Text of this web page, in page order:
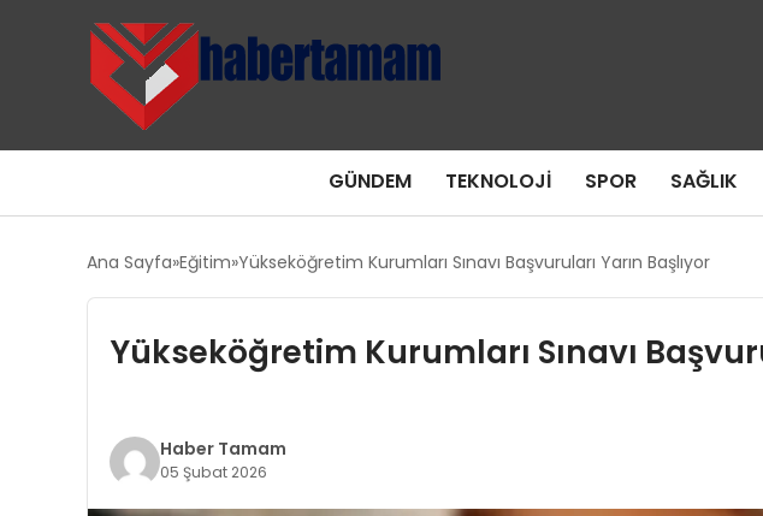
GÜNDEM TEKNOLOJI SPOR SAĞLIK
Ana Sayfa Eğitim Yükseköğretim Kurumları Sınavı Başvuruları Yarın Başlıyor
Yükseköğretim Kurumları Sınavı
Haber Tamam
05 Şubat 2026